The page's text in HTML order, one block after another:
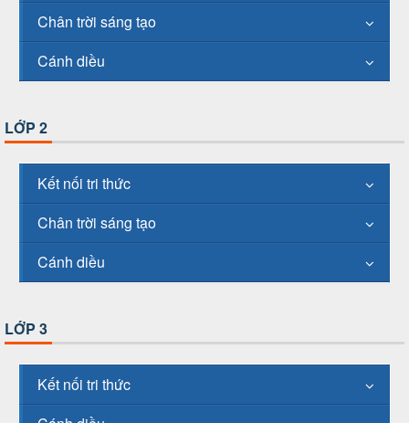
Chân trời sáng tạo
Cánh diều
LỚP 2
Kết nối tri thức
Chân trời sáng tạo
Cánh diều
LỚP 3
Kết nối tri thức